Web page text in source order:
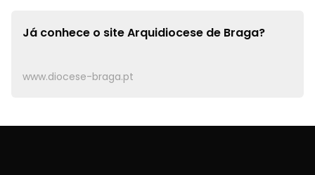
Já conhece o siteArquidiocese de Braga?
www.diocese-braga.pt